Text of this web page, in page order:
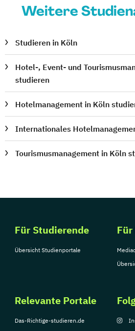
Weitere
Studieren in Köln
Hotel-, Event- und
studieren
Hotelmanagement in Köln
Internationales
Tourismusmanagement in Köln
Für Studierende
Übersicht Studienportale
Für
Relevante Portale
Das-Richtige-studieren.de